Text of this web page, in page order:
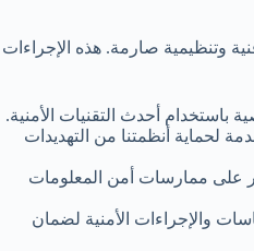
وتنظيمية صارمة. هذه الإجراءات
باستخدام أحدث التقنيات الأمنية.
لحماية أنظمتنا من التهديدات
على ممارسات أمن المعلومات
والإجراءات الأمنية لضمان